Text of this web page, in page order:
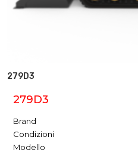
279D3
279D3
Brand
Condizioni
Modello